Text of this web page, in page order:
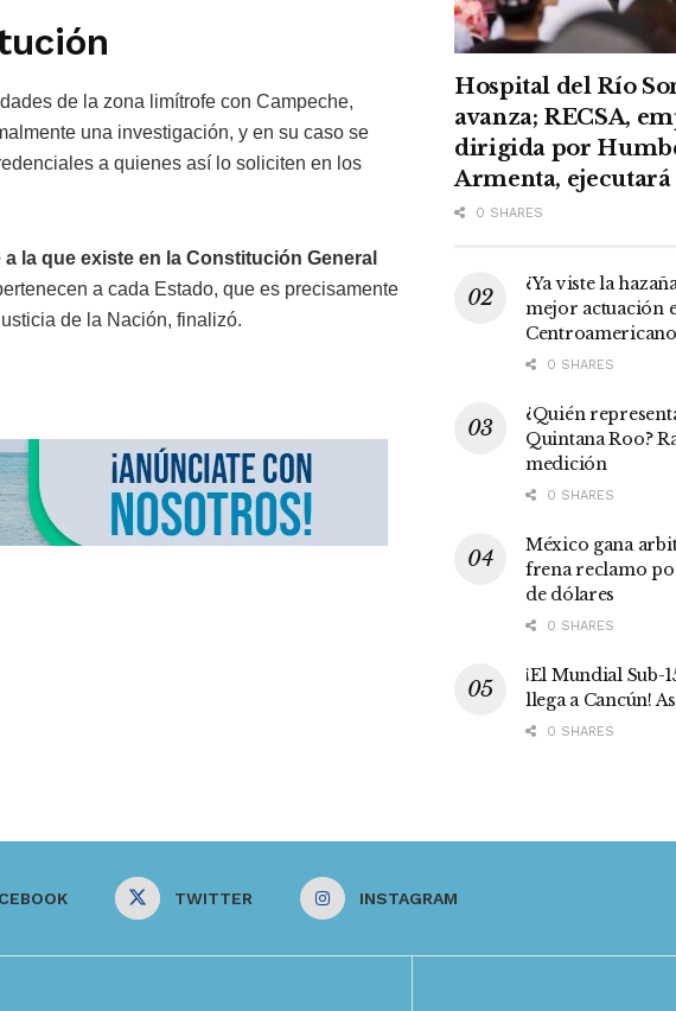
de la zona limítrofe con Campeche,
una investigación, y en su caso se
a quienes así lo soliciten en los
la que existe en la Constitución General
a cada Estado, que es precisamente
de la Nación, finalizó.
Hospital del Río
avanza; RECSA,
dirigida por
Armenta,
0 SHARES
¿Ya viste la
mejor actuación
0 SHARES
¿Quién
Quintana Roo?
medición
0 SHARES
México gana
frena reclamo
de dólares
0 SHARES
¡El Mundial Sub-
llega a Cancún!
0 SHARES
TWITTER INSTAGRAM